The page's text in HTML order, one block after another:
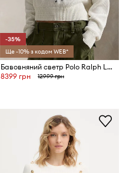
-35%
Ще -10% з кодом WEB*
Бавовняний светр Polo Ralph Lauren
8399 грн
12999 грн